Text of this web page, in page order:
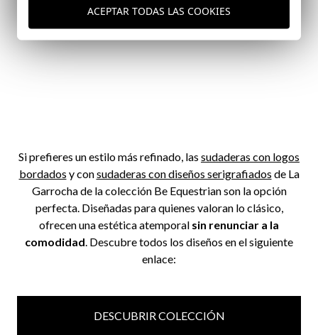
Si prefieres un estilo más refinado, las sudaderas con logos
bordados y consudaderas con diseños serigrafiados de La
Garrocha de la colección Be Equestrian son la opción
perfecta. Diseñadas para quienes valoran lo clásico,
ofrecen una estética atemporal sin renunciar a la
comodidad . Descubre todos los diseños en el siguiente
enlace:
DESCUBRIR COLECCIÓN
ACEPTAR TODAS LAS COOKIES